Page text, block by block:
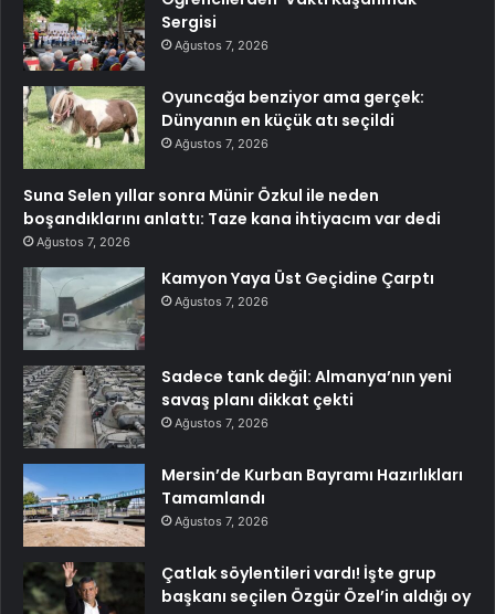
Sergisi
Ağustos 7, 2026
Oyuncağa benziyor ama gerçek:
Dünyanın en küçük atı seçildi
Ağustos 7, 2026
Suna Selen yıllar sonra Münir Özkul ile neden
boşandıklarını anlattı: Taze kana ihtiyacım var dedi
Ağustos 7, 2026
Kamyon Yaya Üst Geçidine Çarptı
Ağustos 7, 2026
Sadece tank değil: Almanya’nın yeni
savaş planı dikkat çekti
Ağustos 7, 2026
Mersin’de Kurban Bayramı Hazırlıkları
Tamamlandı
Ağustos 7, 2026
Çatlak söylentileri vardı! İşte grup
başkanı seçilen Özgür Özel’in aldığı oy